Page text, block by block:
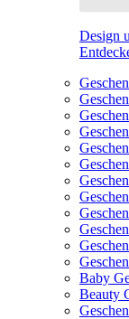
Design
Baby
Beauty